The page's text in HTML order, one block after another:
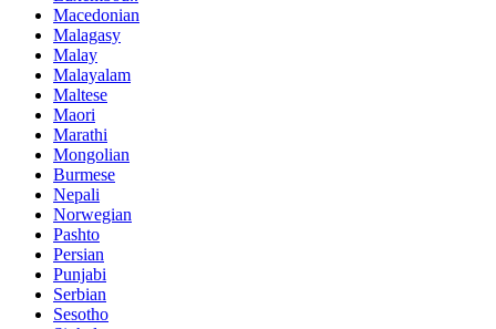
Macedonian
Malagasy
Malay
Malayalam
Maltese
Maori
Marathi
Mongolian
Burmese
Nepali
Norwegian
Pashto
Persian
Punjabi
Serbian
Sesotho